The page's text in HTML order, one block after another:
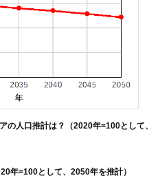
の人口推計は？（2020年=100として、
年=100として、2050年を推計）